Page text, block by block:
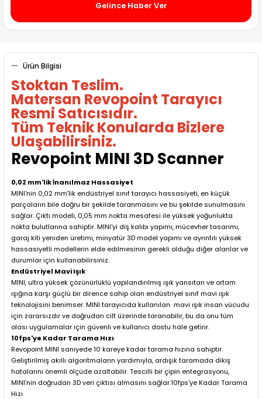
Gelince Haber Ver
Ürün Bilgisi
Stoktan Teslim.
Matersan Revopoint Tarayıcı
Resmi Satıcısıdır.
Tüm Teknik Konularda Bizlere
Ulaşabilirsiniz.
Revopoint MINI 3D Scanner
0,02 mm'lik İnanılmaz Hassasiyet
MINI'nin 0,02 mm'lik endüstriyel sınıf tarayıcı hassasiyeti, en küçük
parçaların bile doğru bir şekilde taranmasını ve bu şekilde sunulmasını
sağlar. Çıktı modeli, 0,05 mm nokta mesafesi ile yüksek yoğunlukta
nokta bulutlarına sahiptir. MINI'yi diş kalıbı yapımı, mücevher tasarımı,
garaj kiti yeniden üretimi, minyatür 3D model yapımı ve ayrıntılı yüksek
hassasiyetli modellerin elde edilmesinin gerekli olduğu diğer alanlar ve
durumlar için kullanabilirsiniz.
Endüstriyel Mavi Işık
MINI, ultra yüksek çözünürlüklü yapılandırılmış ışık yansıtan ve ortam
ışığına karşı güçlü bir dirence sahip olan endüstriyel sınıf mavi ışık
teknolojisini benimser. MINI tarayıcıda kullanılan mavi ışık insan vücudu
için zararsızdır ve doğrudan cilt üzerinde taranabilir, bu da onu tüm
olası uygulamalar için güvenli ve kullanıcı dostu hale getirir.
10fps'ye Kadar Tarama Hızı
Revopoint MINI saniyede 10 kareye kadar tarama hızına sahiptir.
Geliştirilmiş akıllı algoritmaların yardımıyla, ardışık taramada dikiş
hatalarını önemli ölçüde azaltabilir. Tescilli bir çipin entegrasyonu,
MINI'nin doğrudan 3D veri çıktısı almasını sağlar.10fps'ye Kadar Tarama
Hızı